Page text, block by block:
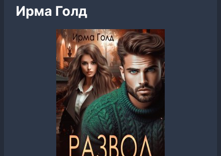
Ирма Голд